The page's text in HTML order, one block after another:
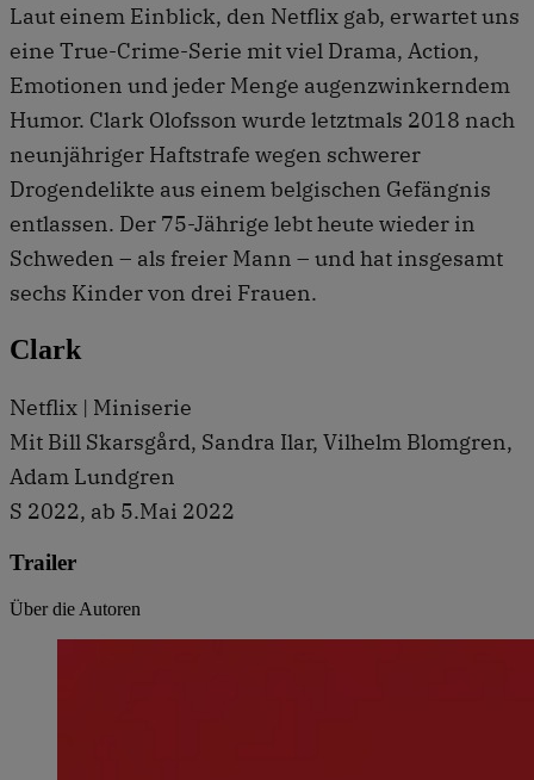
Laut einem Einblick, den Netflix gab, erwartet uns
eine True-Crime-Serie mit viel Drama, Action,
Emotionen und jeder Menge augenzwinkerndem
Humor. Clark Olofsson wurde letztmals 2018 nach
neunjähriger Haftstrafe wegen schwerer
Drogendelikte aus einem belgischen Gefängnis
entlassen. Der 75-Jährige lebt heute wieder in
Schweden – als freier Mann – und hat insgesamt
sechs Kinder von drei Frauen.
Clark
Netflix | Miniserie
Mit Bill Skarsgård, Sandra Ilar, Vilhelm Blomgren,
Adam Lundgren
S 2022, ab 5.Mai 2022
Trailer
Über die Autoren